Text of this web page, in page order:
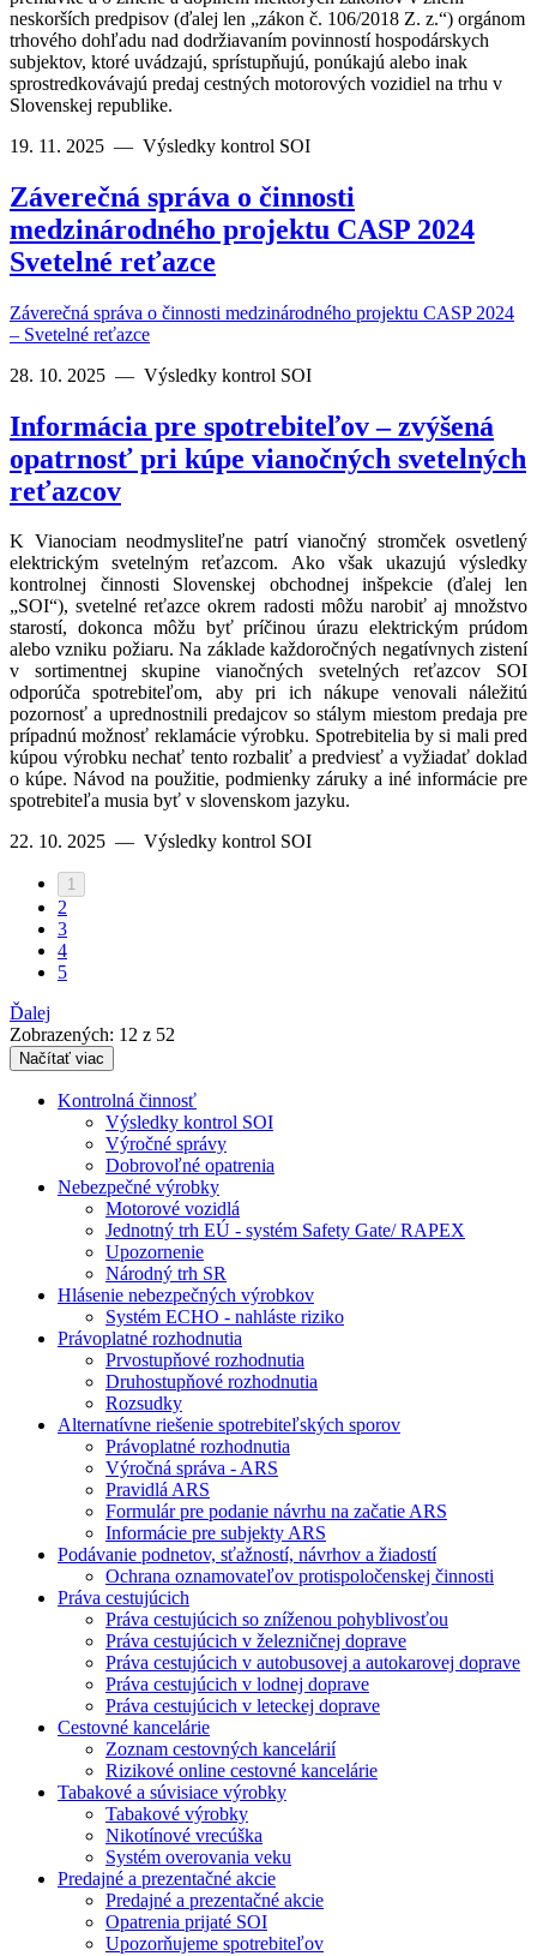
neskorších predpisov (ďalej len „zákon č. 106/2018 Z. z.“) orgánom
trhového dohľadu nad dodržiavaním povinností hospodárskych
subjektov, ktoré uvádzajú, sprístupňujú, ponúkajú alebo inak
sprostredkovávajú predaj cestných motorových vozidiel na trhu v
Slovenskej republike.
19. 11. 2025 — Výsledky kontrol SOI
Záverečná správa o činnosti
medzinárodného projektu CASP 2024
Svetelné reťazce
Záverečná správa o činnosti medzinárodného projektu CASP 2024
– Svetelné reťazce
28. 10. 2025 — Výsledky kontrol SOI
Informácia pre spotrebiteľov – zvýšená
opatrnosť pri kúpe vianočných svetelných
reťazcov
K Vianociam neodmysliteľne patrí vianočný stromček osvetlený
elektrickým svetelným reťazcom. Ako však ukazujú výsledky
kontrolnej činnosti Slovenskej obchodnej inšpekcie (ďalej len
„SOI“), svetelné reťazce okrem radosti môžu narobiť aj množstvo
starostí, dokonca môžu byť príčinou úrazu elektrickým prúdom
alebo vzniku požiaru. Na základe každoročných negatívnych zistení
v sortimentnej skupine vianočných svetelných reťazcov SOI
odporúča spotrebiteľom, aby pri ich nákupe venovali náležitú
pozornosť a uprednostnili predajcov so stálym miestom predaja pre
prípadnú možnosť reklamácie výrobku. Spotrebitelia by si mali pred
kúpou výrobku nechať tento rozbaliť a predviesť a vyžiadať doklad
o kúpe. Návod na použitie, podmienky záruky a iné informácie pre
spotrebiteľa musia byť v slovenskom jazyku.
22. 10. 2025 — Výsledky kontrol SOI
1
2
3
4
5
Ďalej
Zobrazených: 12 z 52
Načítať viac
Kontrolná činnosť
Výsledky kontrol SOI
Výročné správy
Dobrovoľné opatrenia
Nebezpečné výrobky
Motorové vozidlá
Jednotný trh EÚ - systém Safety Gate/ RAPEX
Upozornenie
Národný trh SR
Hlásenie nebezpečných výrobkov
Systém ECHO - nahláste riziko
Právoplatné rozhodnutia
Prvostupňové rozhodnutia
Druhostupňové rozhodnutia
Rozsudky
Alternatívne riešenie spotrebiteľských sporov
Právoplatné rozhodnutia
Výročná správa - ARS
Pravidlá ARS
Formulár pre podanie návrhu na začatie ARS
Informácie pre subjekty ARS
Podávanie podnetov, sťažností, návrhov a žiadostí
Ochrana oznamovateľov protispoločenskej činnosti
Práva cestujúcich
Práva cestujúcich so zníženou pohyblivosťou
Práva cestujúcich v železničnej doprave
Práva cestujúcich v autobusovej a autokarovej doprave
Práva cestujúcich v lodnej doprave
Práva cestujúcich v leteckej doprave
Cestovné kancelárie
Zoznam cestovných kancelárií
Rizikové online cestovné kancelárie
Tabakové a súvisiace výrobky
Tabakové výrobky
Nikotínové vrecúška
Systém overovania veku
Predajné a prezentačné akcie
Predajné a prezentačné akcie
Opatrenia prijaté SOI
Upozorňujeme spotrebiteľov